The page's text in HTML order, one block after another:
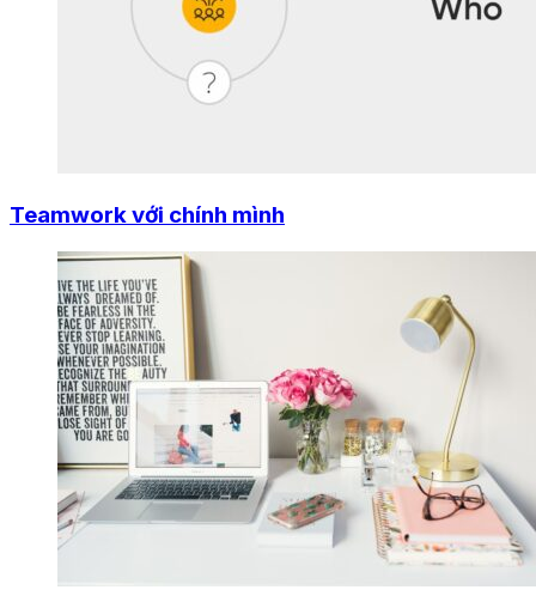
Teamwork với chính mình